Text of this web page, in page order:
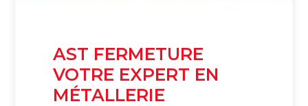
AST FERMETURE
VOTRE EXPERT EN
MÉTALLERIE